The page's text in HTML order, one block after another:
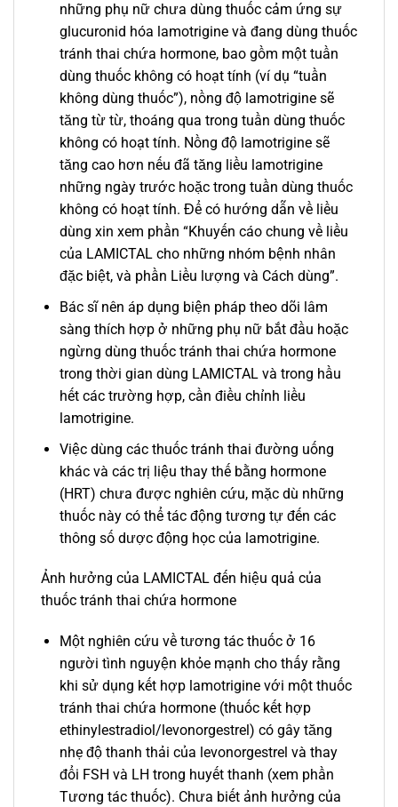
những phụ nữ chưa dùng thuốc cảm ứng sự
glucuronid hóa lamotrigine và đang dùng thuốc
tránh thai chứa hormone, bao gồm một tuần
dùng thuốc không có hoạt tính (ví dụ “tuần
không dùng thuốc”), nồng độ lamotrigine sẽ
tăng từ từ, thoáng qua trong tuần dùng thuốc
không có hoạt tính. Nồng độ lamotrigine sẽ
tăng cao hơn nếu đã tăng liều lamotrigine
những ngày trước hoặc trong tuần dùng thuốc
không có hoạt tính. Để có hướng dẫn về liều
dùng xin xem phần “Khuyến cáo chung về liều
của LAMICTAL cho những nhóm bệnh nhân
đặc biệt, và phần Liều lượng và Cách dùng”.
Bác sĩ nên áp dụng biện pháp theo dõi lâm
sàng thích hợp ở những phụ nữ bắt đầu hoặc
ngừng dùng thuốc tránh thai chứa hormone
trong thời gian dùng LAMICTAL và trong hầu
hết các trường hợp, cần điều chỉnh liều
lamotrigine.
Việc dùng các thuốc tránh thai đường uống
khác và các trị liệu thay thế bằng hormone
(HRT) chưa được nghiên cứu, mặc dù những
thuốc này có thể tác động tương tự đến các
thông số dược động học của lamotrigine.
Ảnh hưởng của LAMICTAL đến hiệu quả của
thuốc tránh thai chứa hormone
Một nghiên cứu về tương tác thuốc ở 16
người tình nguyện khỏe mạnh cho thấy rằng
khi sử dụng kết hợp lamotrigine với một thuốc
tránh thai chứa hormone (thuốc kết hợp
ethinylestradiol/levonorgestrel) có gây tăng
nhẹ độ thanh thải của levonorgestrel và thay
đổi FSH và LH trong huyết thanh (xem phần
Tương tác thuốc). Chưa biết ảnh hưởng của